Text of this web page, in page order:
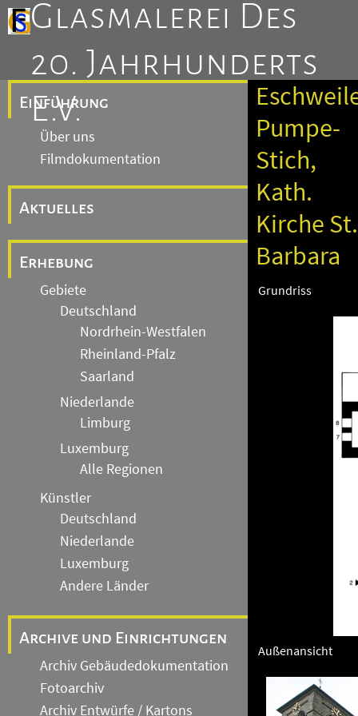
Glasmalerei Des
20. Jahrhunderts
E.V.
Einführung
Über uns
Filmdokumentation
Aktuelles
Erhebung
Gebiete
Deutschland
Nordrhein-Westfalen
Rheinland-Pfalz
Saarland
Niederlande
Limburg
Luxemburg
Alle Regionen
Künstler
Deutschland
Niederlande
Luxemburg
Andere Länder
Archive und Einrichtungen
Archiv Gebäudedokumentation
Fotoarchiv
Archiv Entwürfe / Kartons
Pumpe-
Stich,
Kath.
Kirche St.
Barbara
Grundriss
Außenansicht